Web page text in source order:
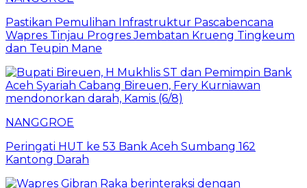
Pastikan Pemulihan Infrastruktur Pascabencana
Wapres Tinjau Progres Jembatan Krueng Tingkeum
dan Teupin Mane
NANGGROE
Peringati HUT ke 53 Bank Aceh Sumbang 162
Kantong Darah